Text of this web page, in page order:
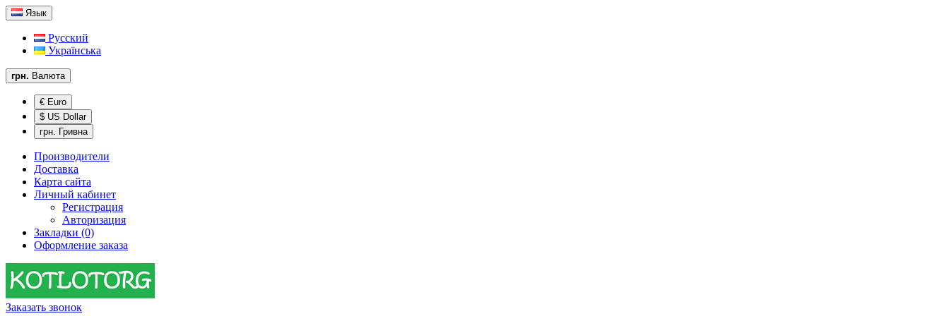
Язык
Русский
Українська
грн. Валюта
€ Euro
$ US Dollar
грн. Гривна
Производители
Доставка
Карта сайта
Личный кабинет
Регистрация
Авторизация
Закладки (0)
Оформление заказа
Заказать звонок